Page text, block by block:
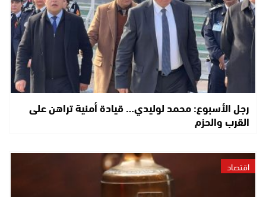
رجل الأسبوع: محمد لوليدي… قيادة أمنية تراهن على
القرب والحزم
اقتصاد